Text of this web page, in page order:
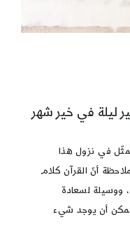
ليلة في خير شهر
في نزول هذا
أنّ القرآن كلام
ووسيلة لسعادة
يُمكن أن يوجد شيء